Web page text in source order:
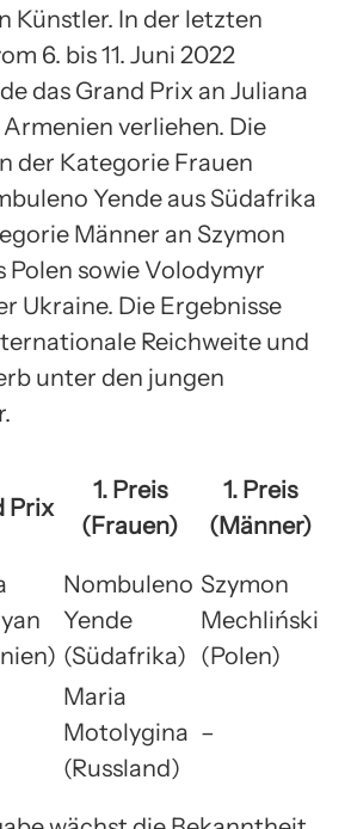
Künstler. In der letzten
6. bis 11. Juni 2022
das Grand Prix an Juliana
verliehen. Die
der Kategorie Frauen
Yende aus Südafrika
Männer an Szymon
Polen sowie Volodymyr
Ukraine. Die Ergebnisse
Reichweite und
unter den jungen
Prix
1. Preis
(Frauen)
1. Preis
(Männer)
Nombuleno
Yende
(Südafrika)
Szymon
Mechliński
(Polen)
Maria
Motolygina
(Russland)
–